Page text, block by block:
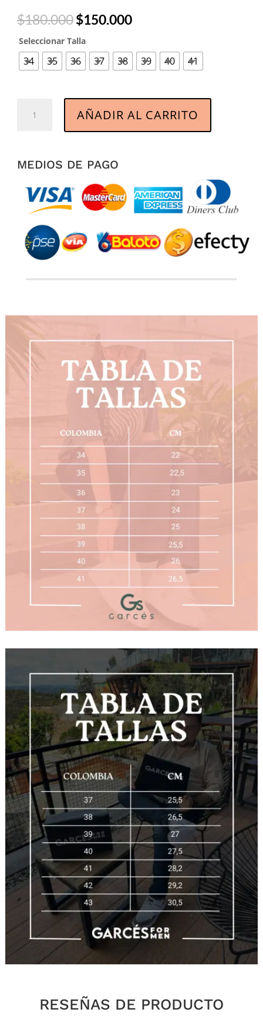
$180.000Original
was:
$180.000.
$150.000Current
$150.000.
Seleccionar Talla
34 35 36 37 38 39 40 41
Alma
AÑADIR AL CARRITO
MEDIOS DE PAGO
RESEÑAS DE PRODUCTO